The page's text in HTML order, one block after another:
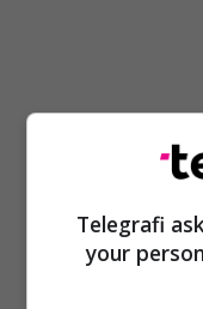
Telegrafi
your